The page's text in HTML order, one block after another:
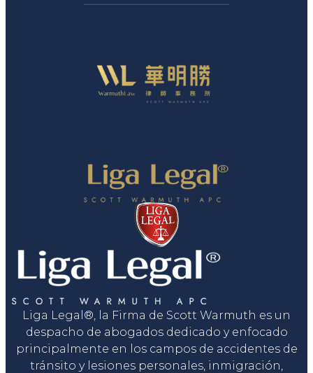
Liga Legal®, la Firma de Scott Warmuth es un
despacho de abogados dedicado y enfocado
principalmente en los campos de accidentes de
tránsito y lesiones personales, inmigración,